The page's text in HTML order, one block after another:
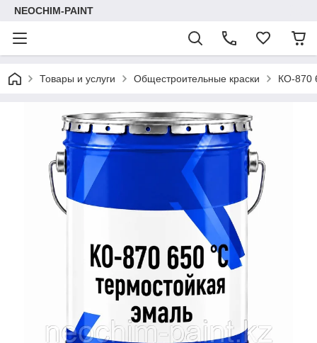
NEOCHIM-PAINT
Товары и услуги Общестроительные краски КО-870